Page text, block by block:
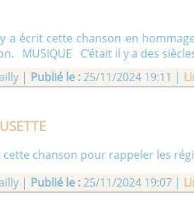
a écrit cette chanson en
MUSIQUE C’était il y a des
| Publié le :25/11/2024 19:11 |
cette chanson pour rappeler les
| Publié le :25/11/2024 19:07 |